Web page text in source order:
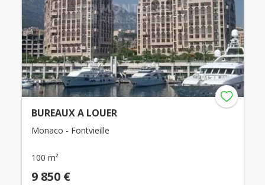
BUREAUX A LOUER
Monaco - Fontvieille
100 m²
9 850 €